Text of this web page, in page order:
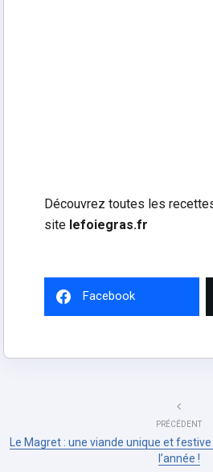
Découvrez toutes les
site lefoiegras.fr
Facebook
PRÉCÉDENT
Le Magret : une viande unique et
l’année !